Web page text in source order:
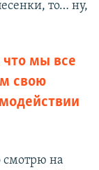
то… ну,
что мы все
свою
смотрю на